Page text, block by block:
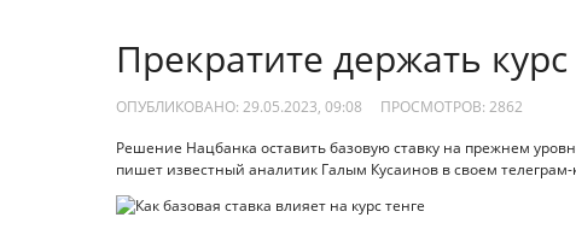
Прекратите держать курс
ОПУБЛИКОВАНО: 29.05.2023, 09:08 ПРОСМОТРОВ: 2862
Решение Нацбанка оставить базовую ставку на прежнем
пишет известный аналитик Галым Кусаинов в своем